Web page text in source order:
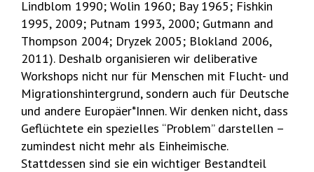
Lindblom 1990; Wolin 1960; Bay 1965; Fishkin
1995, 2009; Putnam 1993, 2000; Gutmann and
Thompson 2004; Dryzek 2005; Blokland 2006,
2011). Deshalb organisieren wir deliberative
Workshops nicht nur für Menschen mit Flucht- und
Migrationshintergrund, sondern auch für Deutsche
und andere Europäer*Innen. Wir denken nicht, dass
Geflüchtete ein spezielles “Problem” darstellen –
zumindest nicht mehr als Einheimische.
Stattdessen sind sie ein wichtiger Bestandteil